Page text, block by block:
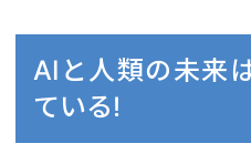
AIと人類の未来
ている!